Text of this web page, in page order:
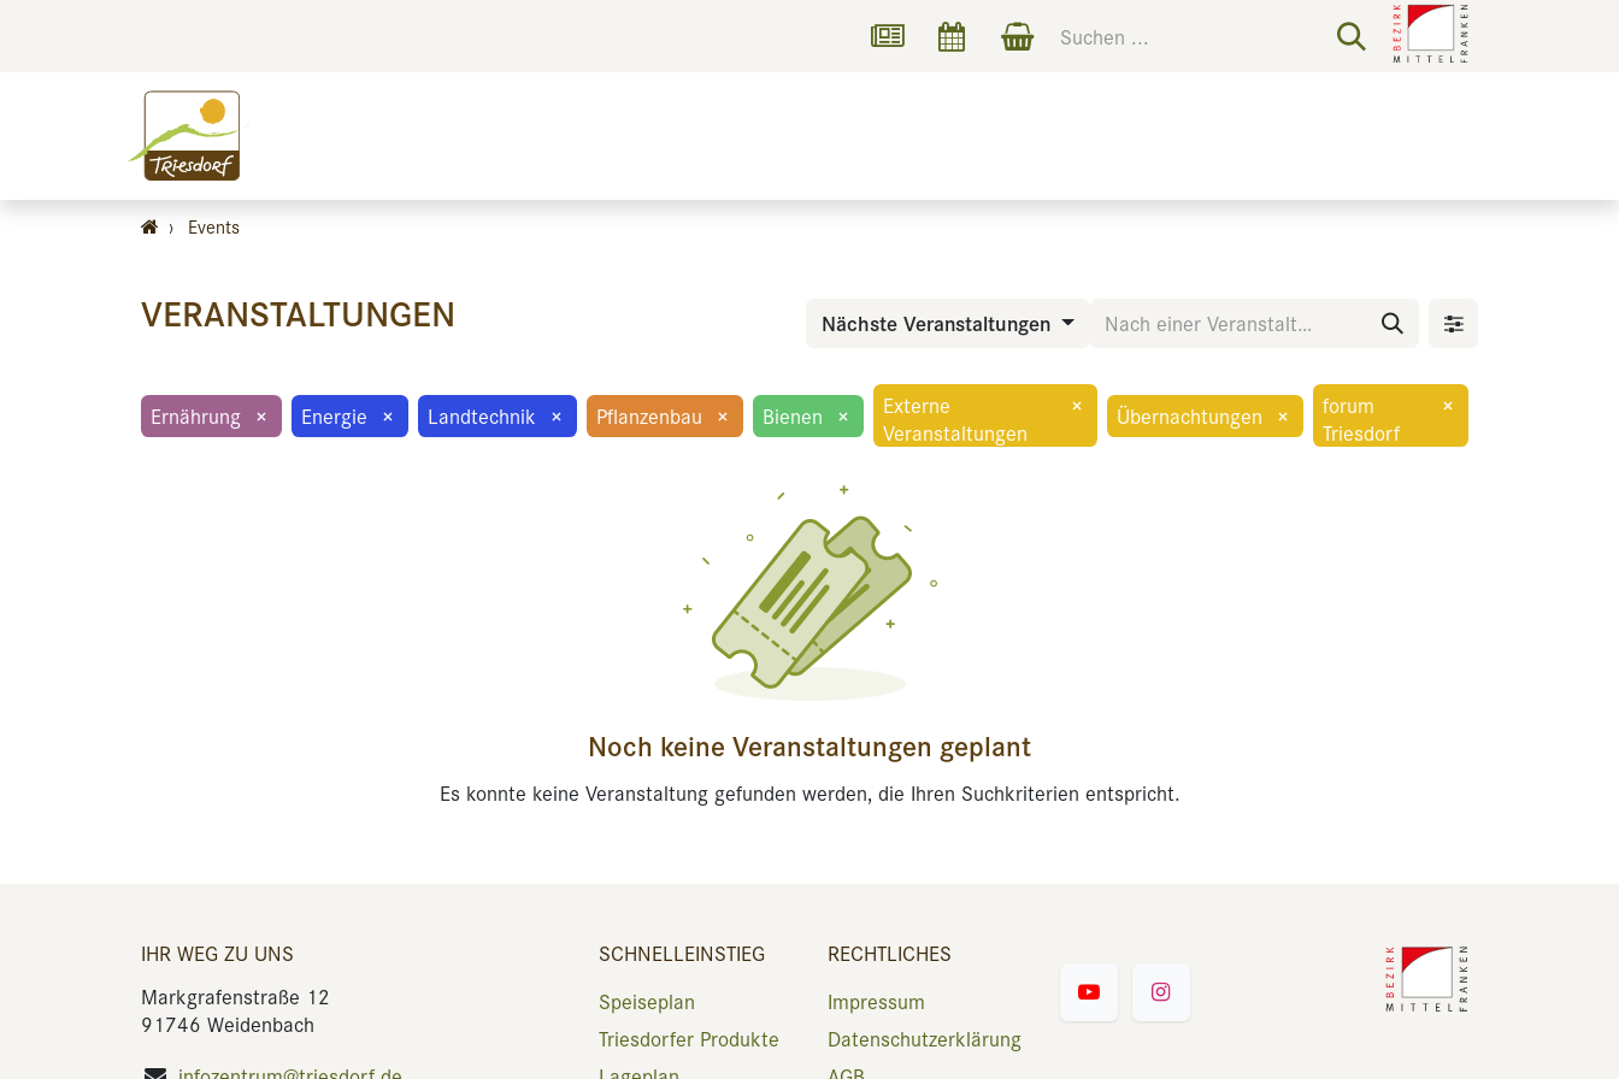
› Events
VERANSTALTUNGEN Nächste Veranstaltungen
Ernährung × Energie × Landtechnik × Pflanzenbau × Bienen ×
Externe
Veranstaltungen
× Übernachtungen ×
forum
Triesdorf
×
Noch keine Veranstaltungen geplant
Es konnte keine Veranstaltung gefunden werden, die Ihren Suchkriterien entspricht.
IHR WEG ZU UNS
Markgrafenstraße 12
91746 Weidenbach
SCHNELLEINSTIEG
Speiseplan
Triesdorfer Produkte
RECHTLICHES
Impressum
Datenschutzerklärung